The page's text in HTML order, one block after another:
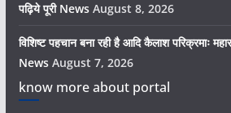
पढ़िये पूरी News August 8, 2026
विशिष्ट पहचान बना रही है आदि कैलाश परिक्रमाः
News August 7, 2026
know more about portal